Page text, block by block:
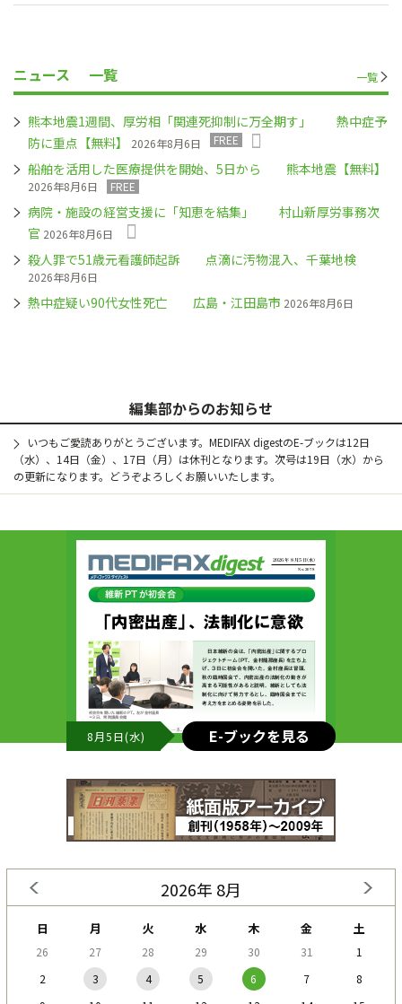
ニュース 一覧 一覧
熊本地震1週間、厚労相「関連死抑制に万全期す」 熱中症予
防に重点【無料】
2026年8月6日 FREE
船舶を活用した医療提供を開始、5日から 熊本地震【無料】
2026年8月6日 FREE
病院・施設の経営支援に「知恵を結集」 村山新厚労事務次
官 2026年8月6日
殺人罪で51歳元看護師起訴 点滴に汚物混入、千葉地検
2026年8月6日
熱中症疑い90代女性死亡 広島・江田島市 2026年8月6日
編集部からのお知らせ
いつもご愛読ありがとうございます。MEDIFAX digestのE-ブックは12日
（水）、14日（金）、17日（月）は休刊となります。次号は19日（水）から
の更新になります。どうぞよろしくお願いいたします。
8月5日(水) E-ブックを見る
2026年 8月
日 月 火 水 木 金 土
26 27 28 29 30 31
1
2
3 4 5 6 7
8